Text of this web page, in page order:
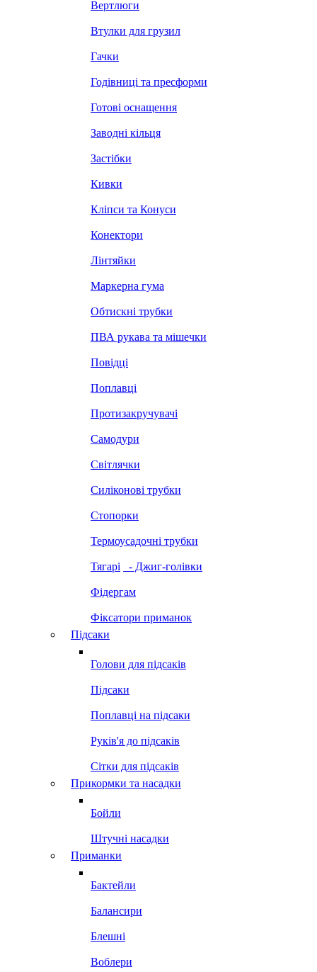
Вертлюги
Втулки для грузил
Гачки
Годівниці та пресформи
Готові оснащення
Заводні кільця
Застібки
Кивки
Кліпси та Конуси
Конектори
Лінтяйки
Маркерна гума
Обтискні трубки
ПВА рукава та мішечки
Повідці
Поплавці
Протизакручувачі
Самодури
Світлячки
Силіконові трубки
Стопорки
Термоусадочні трубки
Тягарі - Джиг-голівки
Фідергам
Фіксатори приманок
Підсаки
Голови для підсаків
Підсаки
Поплавці на підсаки
Руків'я до підсаків
Сітки для підсаків
Прикормки та насадки
Бойли
Штучні насадки
Приманки
Бактейли
Балансири
Блешні
Воблери